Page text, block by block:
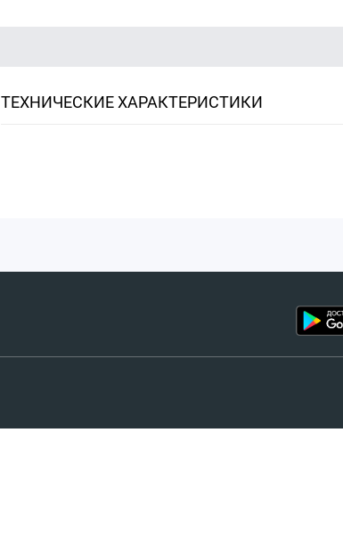
ТЕХНИЧЕСКИЕ ХАРАКТЕРИСТИКИ